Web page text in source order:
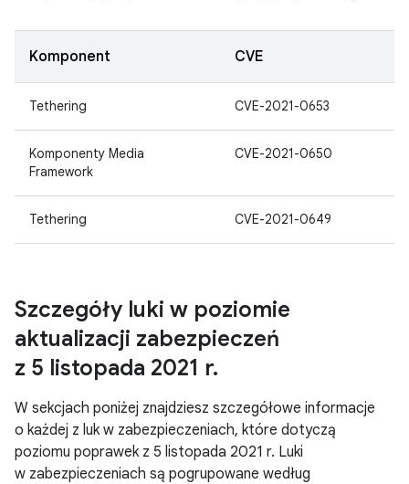
Komponent CVE
Tethering CVE-2021-0653
Komponenty Media
Framework
CVE-2021-0650
Tethering CVE-2021-0649
Szczegóły luki w poziomie
aktualizacji zabezpieczeń
z 5 listopada 2021 r.
W sekcjach poniżej znajdziesz szczegółowe informacje
o każdej z luk w zabezpieczeniach, które dotyczą
poziomu poprawek z 5 listopada 2021 r. Luki
w zabezpieczeniach są pogrupowane według